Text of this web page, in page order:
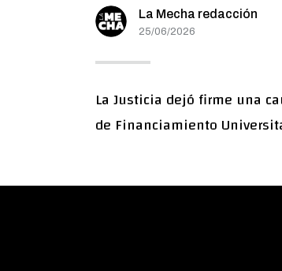
La Mecha redacción
25/06/2026
La Justicia dejó firme una
de Financiamiento